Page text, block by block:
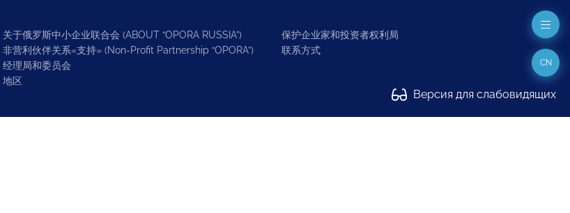
关于俄罗斯中小企业联合会 (ABOUT “OPORA RUSSIA”)
非营利伙伴关系«支持» (Non-Profit Partnership “OPORA”)
经理局和委员会
地区
保护企业家和投资者权利局
联系方式
Версия для слабовидящих
CN